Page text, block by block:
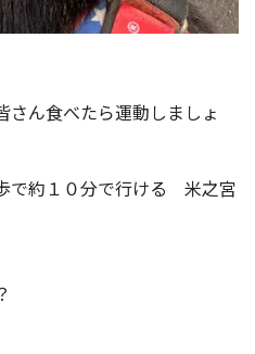
ん食べたら運動しましょ
で約１０分で行ける 米之宮